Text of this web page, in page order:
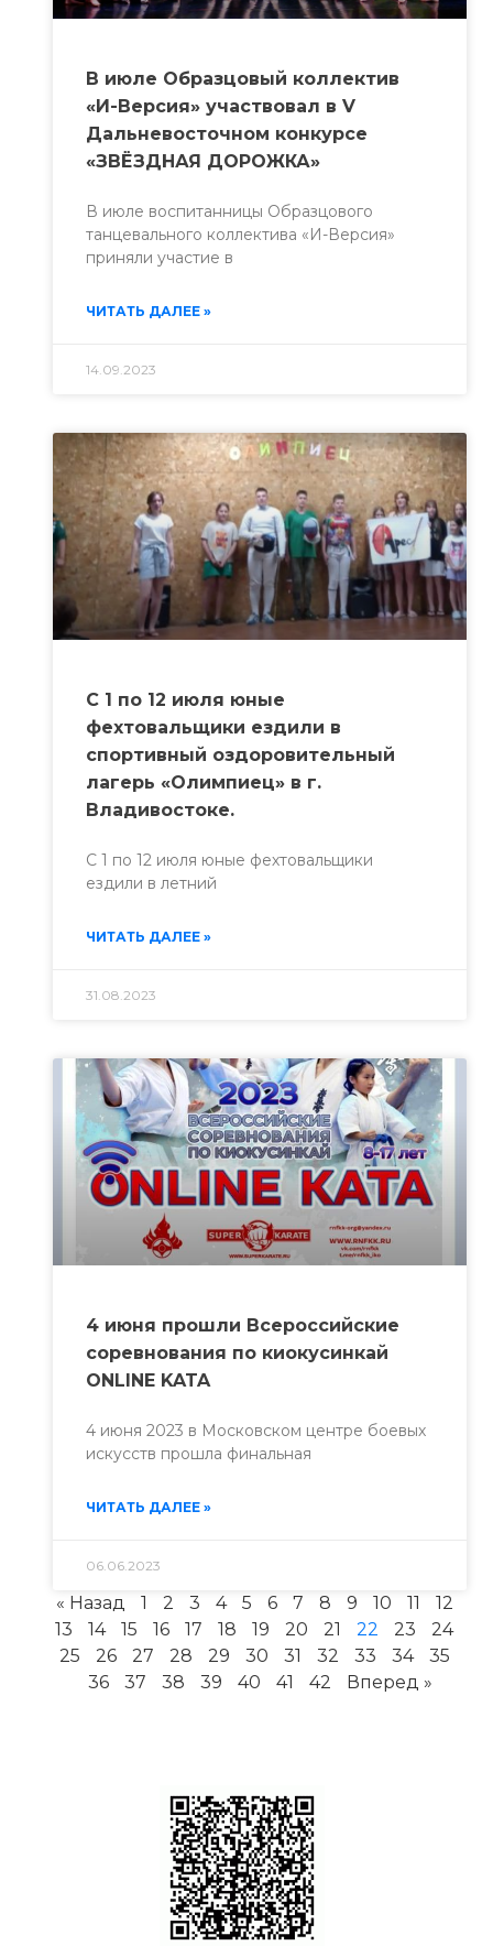
В июле Образцовый коллектив
«И-Версия» участвовал в V
Дальневосточном конкурсе
«ЗВЁЗДНАЯ ДОРОЖКА»
В июле воспитанницы Образцового
танцевального коллектива «И-Версия»
приняли участие в
ЧИТАТЬ ДАЛЕЕ »
14.09.2023
С 1 по 12 июля юные
фехтовальщики ездили в
спортивный оздоровительный
лагерь «Олимпиец» в г.
Владивостоке.
С 1 по 12 июля юные фехтовальщики
ездили в летний
ЧИТАТЬ ДАЛЕЕ »
31.08.2023
4 июня прошли Всероссийские
соревнования по киокусинкай
ONLINE KATA
4 июня 2023 в Московском центре боевых
искусств прошла финальная
ЧИТАТЬ ДАЛЕЕ »
06.06.2023
« Назад 1 2 3 4 5 6 7 8 9 10 11
12
13
14 15 16 17 18 19 20 21 22 23
24
25
26 27 28 29 30 31 32 33 34
35
36
37 38 39 40 41 42 Вперед »